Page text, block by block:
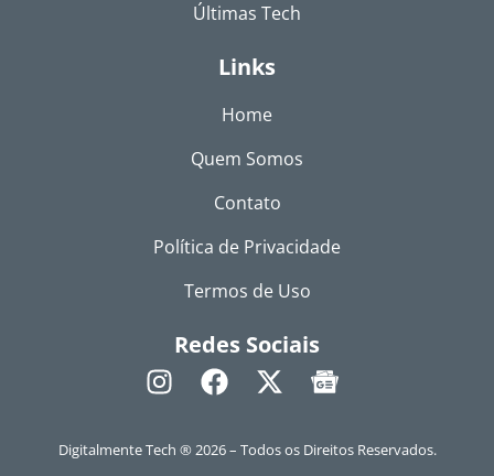
Últimas Tech
Links
Home
Quem Somos
Contato
Política de Privacidade
Termos de Uso
Redes Sociais
Digitalmente Tech ® 2026 – Todos os Direitos Reservados.